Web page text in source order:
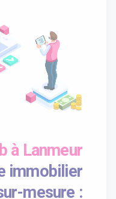
à Lanmeur
immobilier
mesure :